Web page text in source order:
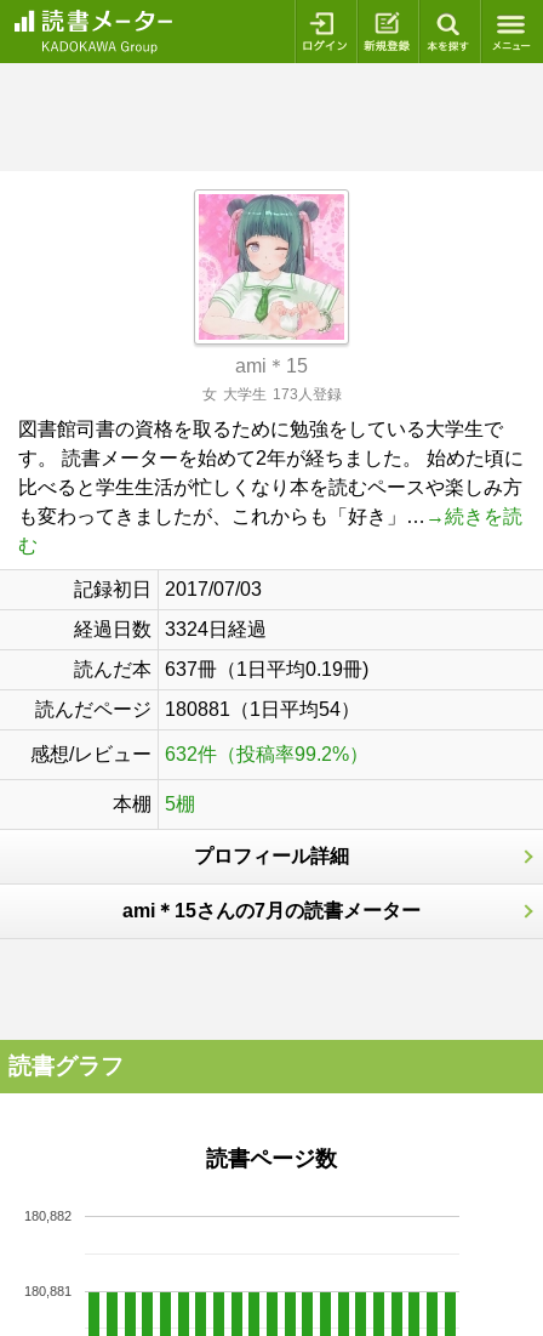
ログイン 新規登録
ami＊15
女 大学生 173人登録
図書館司書の資格を取るために勉強をしている大学生で
す。 読書メーターを始めて2年が経ちました。 始めた頃に
比べると学生生活が忙しくなり本を読むペースや楽しみ方
も変わってきましたが、これからも「好き」… →続きを読
む
記録初日
2017/07/03
経過日数
3324日経過
読んだ本
637冊（1日平均0.19冊)
読んだページ
180881（1日平均54）
感想/レビュー 632件（投稿率99.2%）
本棚 5棚
プロフィール詳細
ami＊15さんの7月の読書メーター
読書グラフ
読書ページ数
180,881
180,882